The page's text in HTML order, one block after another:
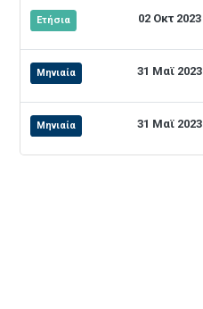
Ετήσια 02 Οκτ 2023
Μηνιαία 31 Μαϊ 2023
Μηνιαία 31 Μαϊ 2023